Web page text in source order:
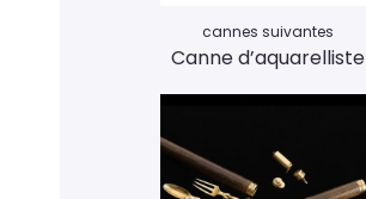
cannes suivantes
Canne d’aquarelliste